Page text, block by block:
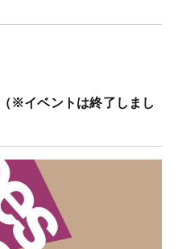
※イベントは終了しまし